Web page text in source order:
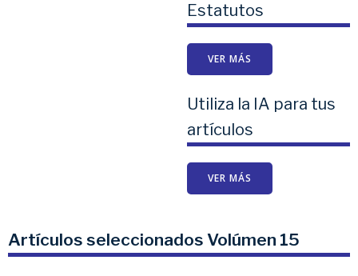
Estatutos
VER MÁS
Utiliza la IA para tus
artículos
VER MÁS
Artículos seleccionados Volúmen 15